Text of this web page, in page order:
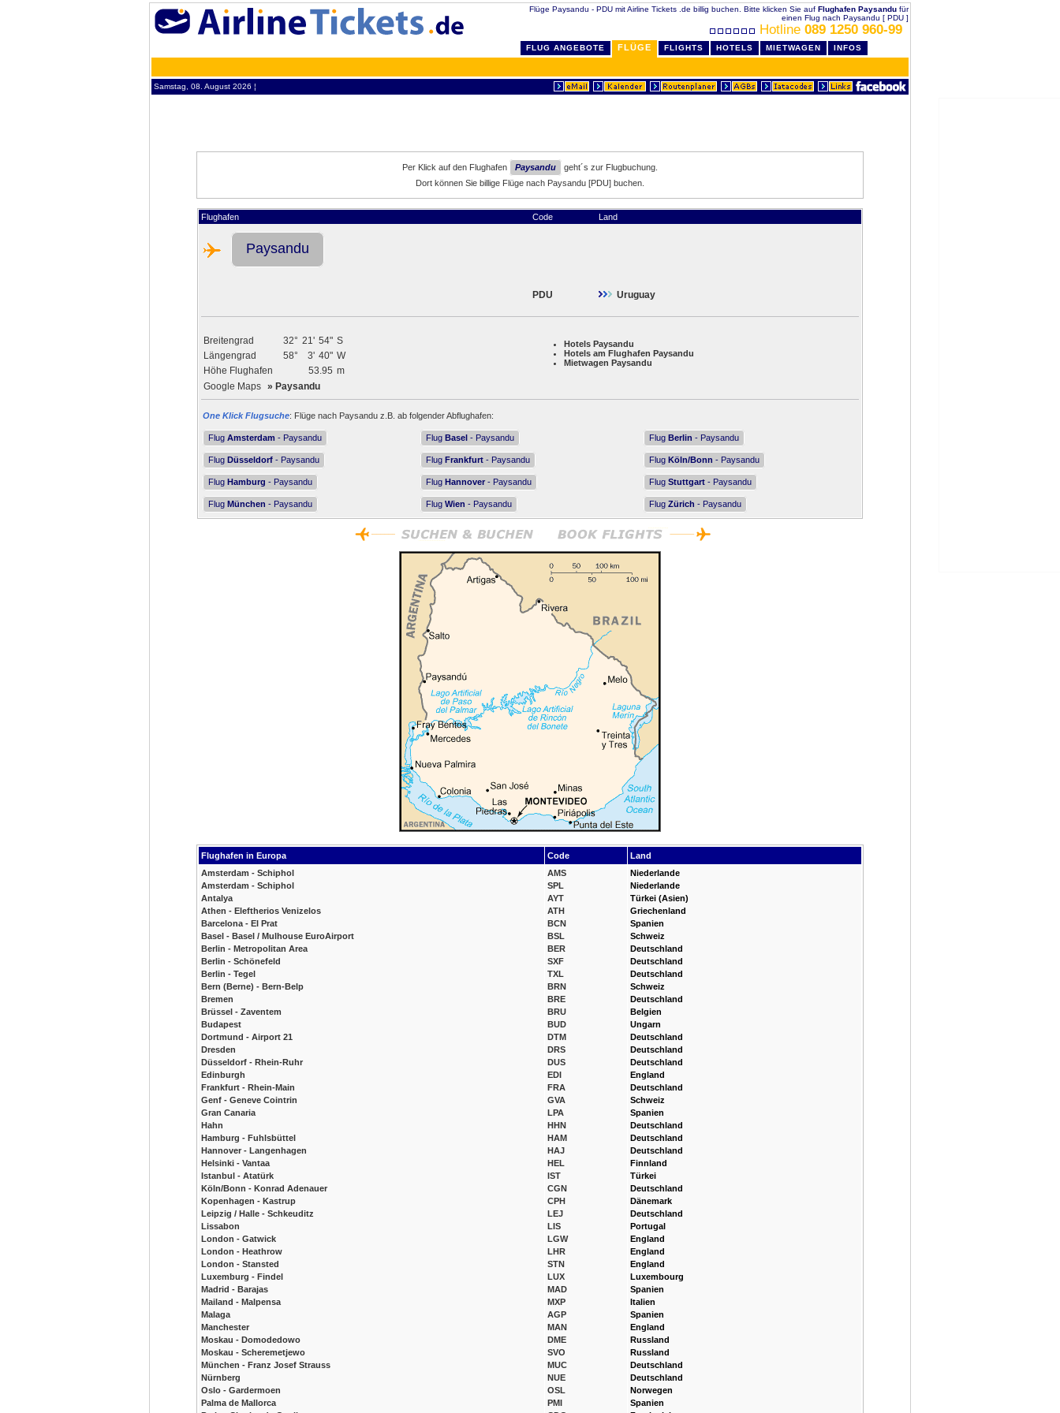
Flüge Paysandu - PDU mit Airline Tickets .de billig buchen. Bitte klicken Sie auf Flughafen Paysandu für
einen Flug nach Paysandu [ PDU ]
Hotline 089 1250 960-99
FLUG ANGEBOTE FLÜGE FLIGHTS HOTELS MIETWAGEN INFOS
Samstag, 08. August 2026 ¦
Per Klick auf den Flughafen Paysandu
geht´s zur Flugbuchung.
Dort können Sie billige Flüge nach Paysandu [PDU] buchen.
Flughafen Code Land
Paysandu
PDU Uruguay
Breitengrad 32° 21' 54" S
Längengrad
58° 3' 40" W
Höhe Flughafen
53.95 m
Google Maps » Paysandu
Hotels Paysandu
Hotels am Flughafen Paysandu
Mietwagen Paysandu
One Klick Flugsuche: Flüge nach Paysandu z.B. ab folgender Abflughafen:
Flug Amsterdam - Paysandu Flug Basel - Paysandu Flug Berlin - Paysandu
Flug Düsseldorf - Paysandu Flug Frankfurt - Paysandu Flug Köln/Bonn - Paysandu
Flug Hamburg - Paysandu Flug Hannover - Paysandu Flug Stuttgart - Paysandu
Flug München - Paysandu Flug Wien - Paysandu Flug Zürich - Paysandu
Flughafen in Europa Code
Land
Amsterdam - Schiphol
Amsterdam - Schiphol
Antalya
Athen - Eleftherios Venizelos
Barcelona - El Prat
Basel - Basel / Mulhouse EuroAirport
Berlin - Metropolitan Area
Berlin - Schönefeld
Berlin - Tegel
Bern (Berne) - Bern-Belp
Bremen
Brüssel - Zaventem
Budapest
Dortmund - Airport 21
Dresden
Düsseldorf - Rhein-Ruhr
Edinburgh
Frankfurt - Rhein-Main
Genf - Geneve Cointrin
Gran Canaria
Hahn
Hamburg - Fuhlsbüttel
Hannover - Langenhagen
Helsinki - Vantaa
Istanbul - Atatürk
Köln/Bonn - Konrad Adenauer
Kopenhagen - Kastrup
Leipzig / Halle - Schkeuditz
Lissabon
London - Gatwick
London - Heathrow
London - Stansted
Luxemburg - Findel
Madrid - Barajas
Mailand - Malpensa
Malaga
Manchester
Moskau - Domodedowo
Moskau - Scheremetjewo
München - Franz Josef Strauss
Nürnberg
Oslo - Gardermoen
Palma de Mallorca
AMS
SPL
AYT
ATH
BCN
BSL
BER
SXF
TXL
BRN
BRE
BRU
BUD
DTM
DRS
DUS
EDI
FRA
GVA
LPA
HHN
HAM
HAJ
HEL
IST
CGN
CPH
LEJ
LIS
LGW
LHR
STN
LUX
MAD
MXP
AGP
MAN
DME
SVO
MUC
NUE
OSL
PMI
Niederlande
Niederlande
Türkei (Asien)
Griechenland
Spanien
Schweiz
Deutschland
Deutschland
Deutschland
Schweiz
Deutschland
Belgien
Ungarn
Deutschland
Deutschland
Deutschland
England
Deutschland
Schweiz
Spanien
Deutschland
Deutschland
Deutschland
Finnland
Türkei
Deutschland
Dänemark
Deutschland
Portugal
England
England
England
Luxembourg
Spanien
Italien
Spanien
England
Russland
Russland
Deutschland
Deutschland
Norwegen
Spanien